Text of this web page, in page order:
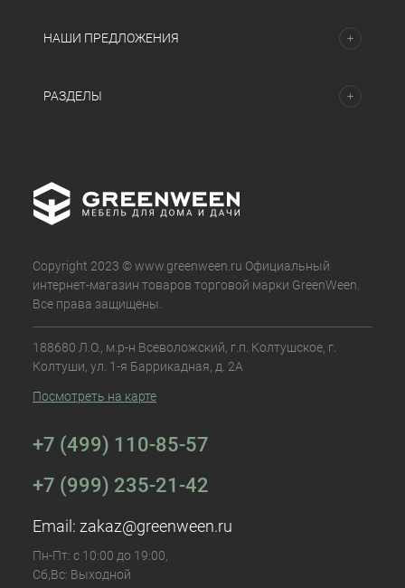
НАШИ ПРЕДЛОЖЕНИЯ
РАЗДЕЛЫ
Copyright 2023 © www.greenween.ru Официальный
интернет-магазин товаров торговой марки GreenWeen.
Все права защищены.
188680 Л.О., м.р-н Всеволожский, г.п. Колтушское, г.
Колтуши, ул. 1-я Баррикадная, д. 2А
Посмотреть на карте
+7 (499) 110-85-57
+7 (999) 235-21-42
Email: zakaz@greenween.ru
Пн-Пт: с 10:00 до 19:00,
Сб,Вс: Выходной